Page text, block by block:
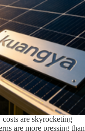
are skyrocketing
are more pressing than